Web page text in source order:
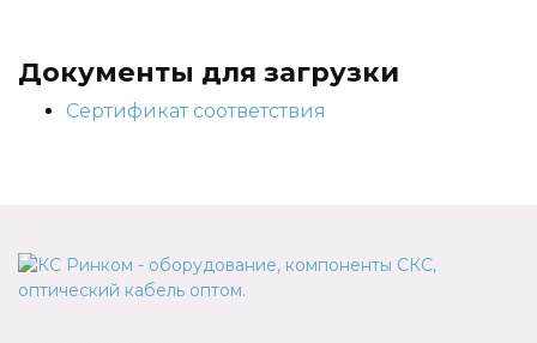
Документы для загрузки
Сертификат соответствия